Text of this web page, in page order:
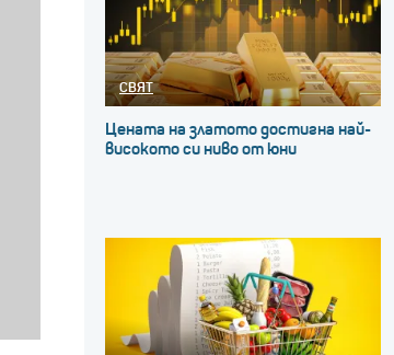
СВЯТ
Цената на златото достигна най-
високото си ниво от юни